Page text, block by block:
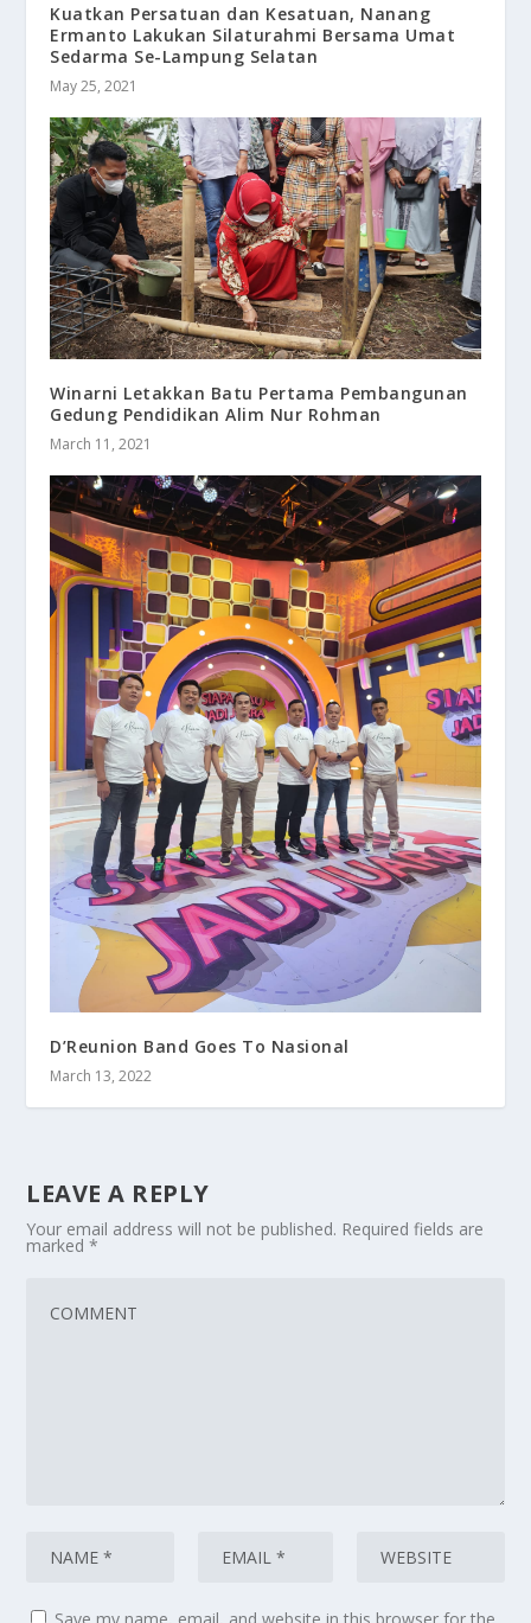
Kuatkan Persatuan dan Kesatuan, Nanang
Ermanto Lakukan Silaturahmi Bersama Umat
Sedarma Se-Lampung Selatan
May 25, 2021
Winarni Letakkan Batu Pertama Pembangunan
Gedung Pendidikan Alim Nur Rohman
March 11, 2021
D’Reunion Band Goes To Nasional
March 13, 2022
LEAVE A REPLY
Your email address will not be published. Required fields are
marked*